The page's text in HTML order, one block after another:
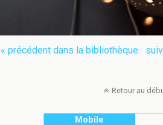
« précédent dans la bibliothèque
Retour au
Mobile